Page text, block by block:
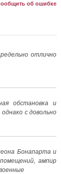
об ошибке
отлично
обстановка и
с довольно
Бонапарта и
ампир